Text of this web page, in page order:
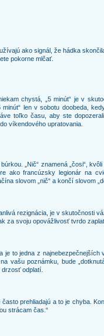
ako signál, že hádka
pokorne mlčať.
chystá, „5 minút“ je v
minút“ len v sobotu doobeda,
toľko času, aby ste
víkendového upratovania.
„Nič“ znamená „čosi“,
ako francúzsky legionár na
slovom „nič“ a končí slovom
rezignácia, je v skutočnosti
za svoju opovážlivosť tvrdo
je to jedna z
vašu poznámku, bude
odplatí.
prehliadajú a to je chyba.
strácam čas.“